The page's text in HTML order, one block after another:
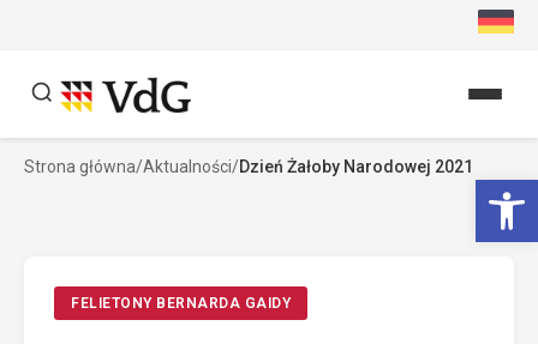
Szukaj
Strona główna/Aktualności/Dzień Żałoby Narodowej 2021
FELIETONY BERNARDA GAIDY